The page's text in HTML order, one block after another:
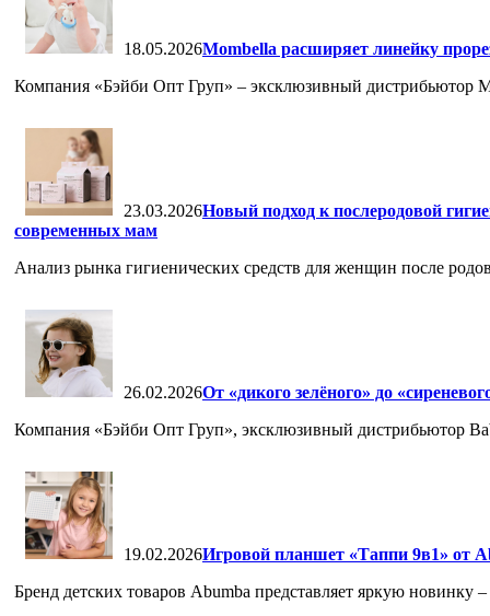
18.05.2026Mombella расширяет линейку
Компания «Бэйби Опт Груп» – эксклюзивный дистрибьютор
23.03.2026Новый подход к послеродовой
современных мам
Анализ рынка гигиенических средств для женщин после
26.02.2026От «дикого зелёного» до
Компания «Бэйби Опт Груп», эксклюзивный дистрибьютор
19.02.2026Игровой планшет «Таппи 9в1» от
Бренд детских товаров Abumba представляет яркую новинку